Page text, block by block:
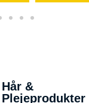
Hår &
Plejeprodukter